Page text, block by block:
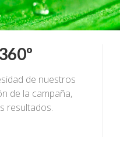
de nuestros
de la campaña,
resultados.